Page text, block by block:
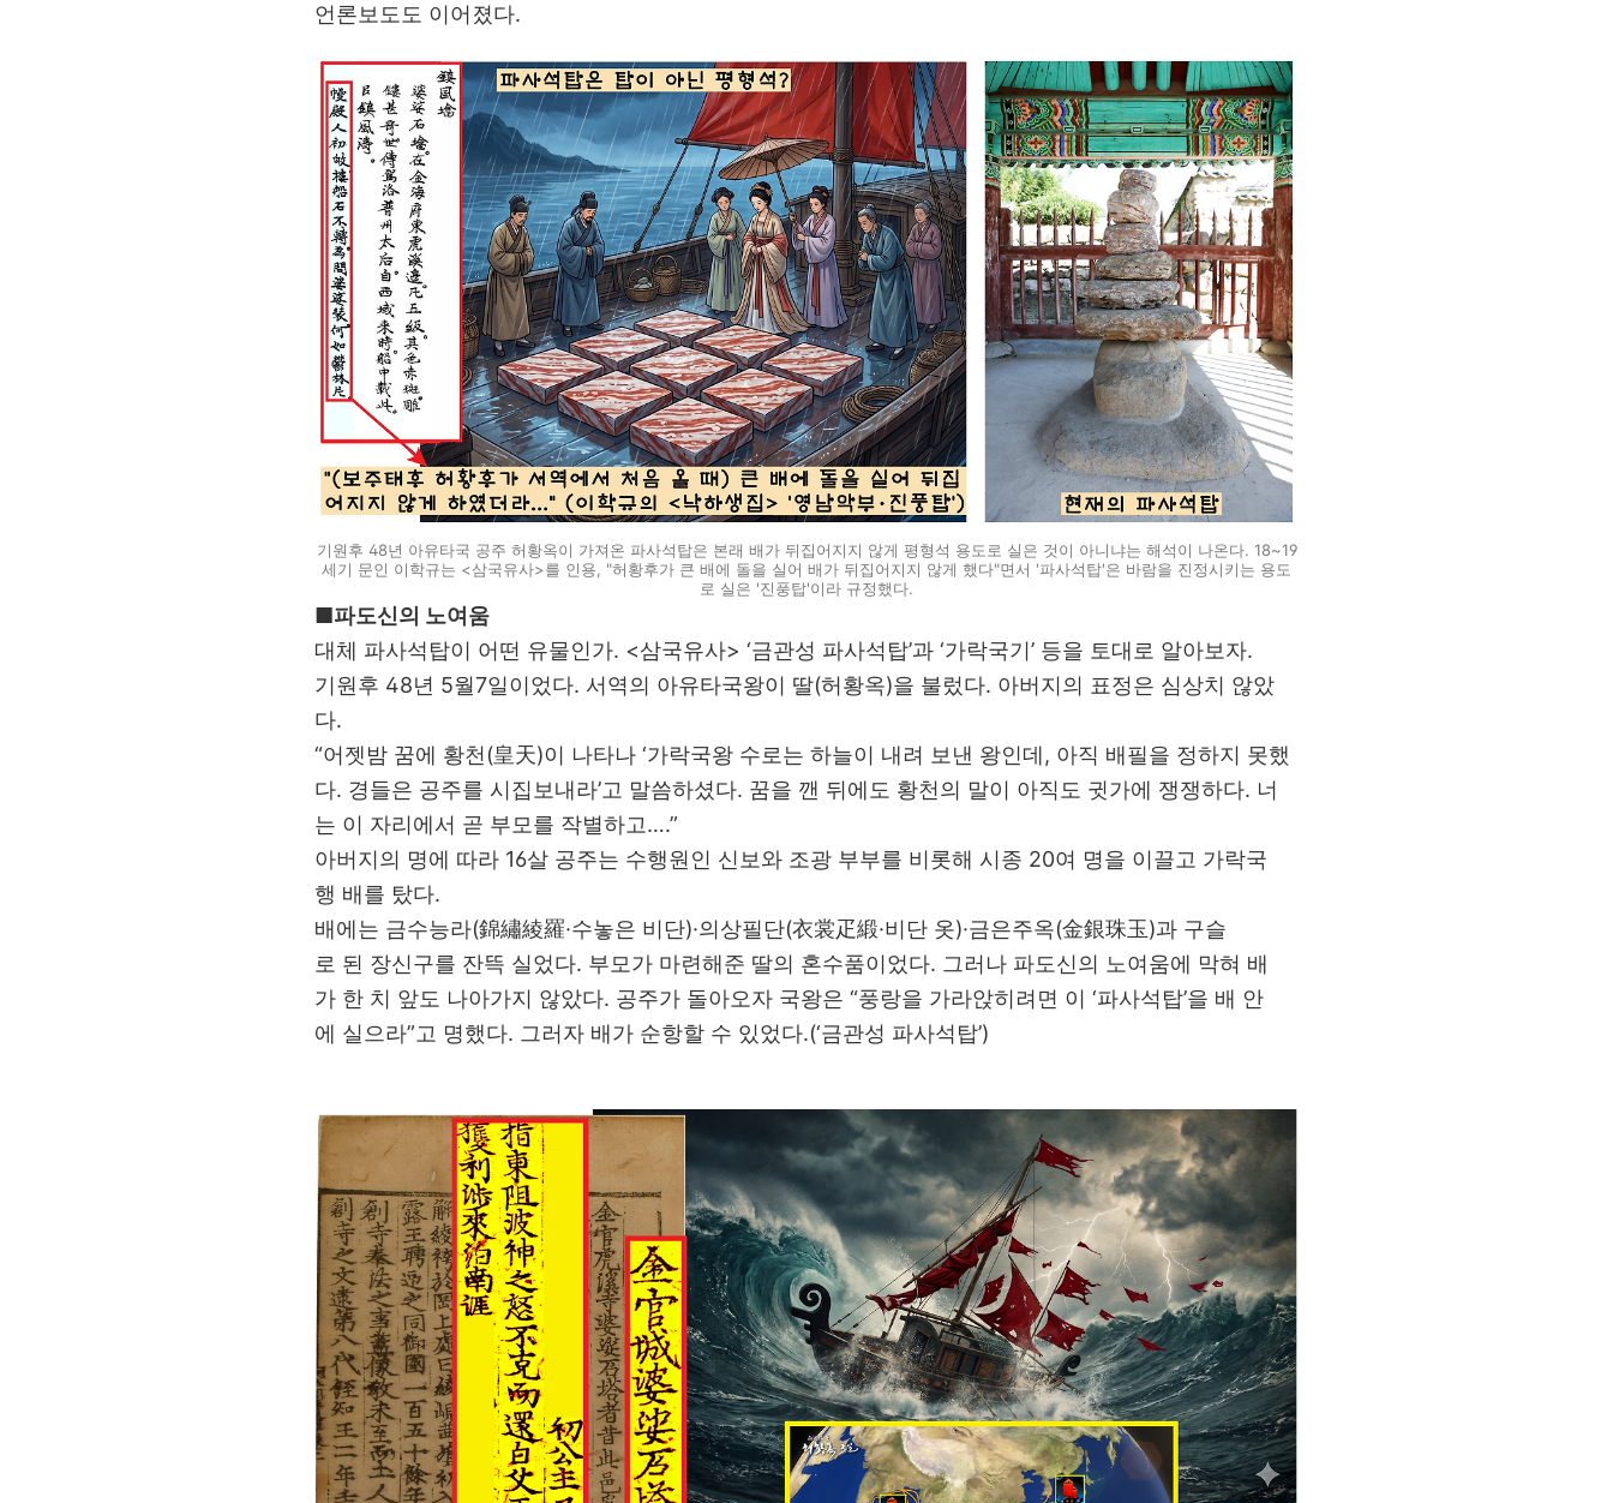
언론보도도 이어졌다.
기원후 48년 아유타국 공주 허황옥이 가져온 파사석탑은 본래 배가 뒤집어지지 않게 평형석 용도로 실은 것이 아니냐는 해석이 나온다. 18~19
세기 문인 이학규는 <삼국유사>를 인용, "허황후가 큰 배에 돌을 실어 배가 뒤집어지지 않게 했다"면서 '파사석탑'은 바람을 진정시키는 용도
로 실은 '진풍탑'이라 규정했다.
■파도신의 노여움
대체 파사석탑이 어떤 유물인가. <삼국유사> ‘금관성 파사석탑’과 ‘가락국기’ 등을 토대로 알아보자.
기원후 48년 5월7일이었다. 서역의 아유타국왕이 딸(허황옥)을 불렀다. 아버지의 표정은 심상치 않았
다.
“어젯밤 꿈에 황천(皇天)이 나타나 ‘가락국왕 수로는 하늘이 내려 보낸 왕인데, 아직 배필을 정하지 못했
다. 경들은 공주를 시집보내라’고 말씀하셨다. 꿈을 깬 뒤에도 황천의 말이 아직도 귓가에 쟁쟁하다. 너
는 이 자리에서 곧 부모를 작별하고….”
아버지의 명에 따라 16살 공주는 수행원인 신보와 조광 부부를 비롯해 시종 20여 명을 이끌고 가락국
행 배를 탔다.
배에는 금수능라(錦繡綾羅·수놓은 비단)·의상필단(衣裳疋緞·비단 옷)·금은주옥(金銀珠玉)과 구슬
로 된 장신구를 잔뜩 실었다. 부모가 마련해준 딸의 혼수품이었다. 그러나 파도신의 노여움에 막혀 배
가 한 치 앞도 나아가지 않았다. 공주가 돌아오자 국왕은 “풍랑을 가라앉히려면 이 ‘파사석탑’을 배 안
에 실으라”고 명했다. 그러자 배가 순항할 수 있었다.(‘금관성 파사석탑’)